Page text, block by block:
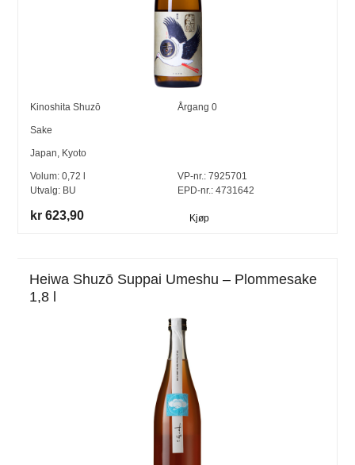
Kinoshita Shuzō Årgang 0
Sake
Japan, Kyoto
Volum:0,72
Utvalg: BU
VP-nr.: 7925701
EPD-nr.: 4731642
kr 623,90 Kjøp
Heiwa Shuzō Suppai Umeshu – Plommesake
1,8 l